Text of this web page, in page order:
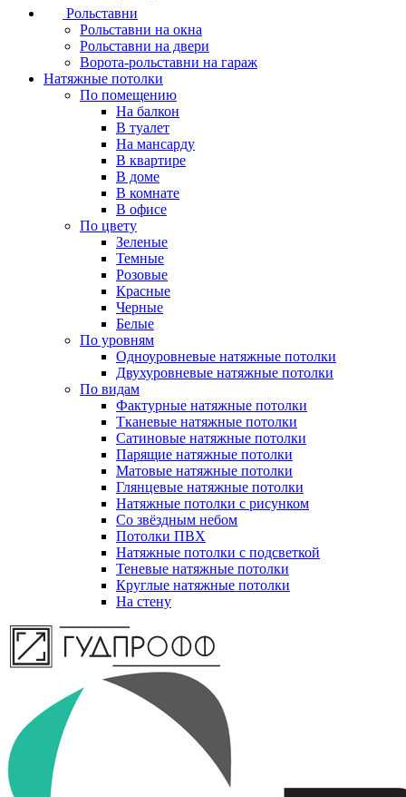
Рольставни
Рольставни на окна
Рольставни на двери
Ворота-рольставни на гараж
Натяжные потолки
По помещению
На балкон
В туалет
На мансарду
В квартире
В доме
В комнате
В офисе
По цвету
Зеленые
Темные
Розовые
Красные
Черные
Белые
По уровням
Одноуровневые натяжные потолки
Двухуровневые натяжные потолки
По видам
Фактурные натяжные потолки
Тканевые натяжные потолки
Сатиновые натяжные потолки
Парящие натяжные потолки
Матовые натяжные потолки
Глянцевые натяжные потолки
Натяжные потолки с рисунком
Со звёздным небом
Потолки ПВХ
Натяжные потолки с подсветкой
Теневые натяжные потолки
Круглые натяжные потолки
На стену